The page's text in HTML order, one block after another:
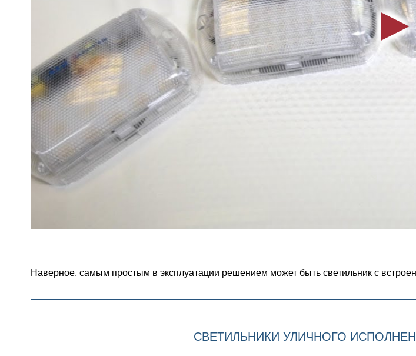
Наверное, самым простым в эксплуатации решением может быть светильник с
СВЕТИЛЬНИКИ УЛИЧНОГО